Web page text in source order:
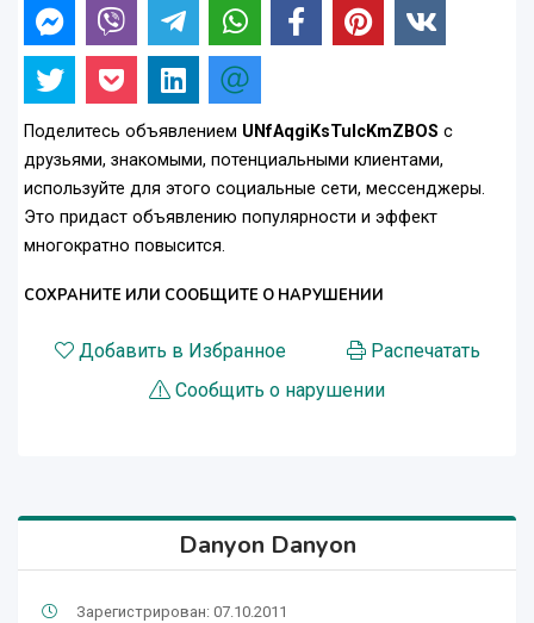
Поделитесь объявлением UNfAqgiKsTuIcKmZBOS с
друзьями, знакомыми, потенциальными клиентами,
используйте для этого социальные сети, мессенджеры.
Это придаст объявлению популярности и эффект
многократно повысится.
СОХРАНИТЕ ИЛИ СООБЩИТЕ О НАРУШЕНИИ
Добавить в Избранное
Распечатать
Сообщить о нарушении
Danyon Danyon
Зарегистрирован: 07.10.2011